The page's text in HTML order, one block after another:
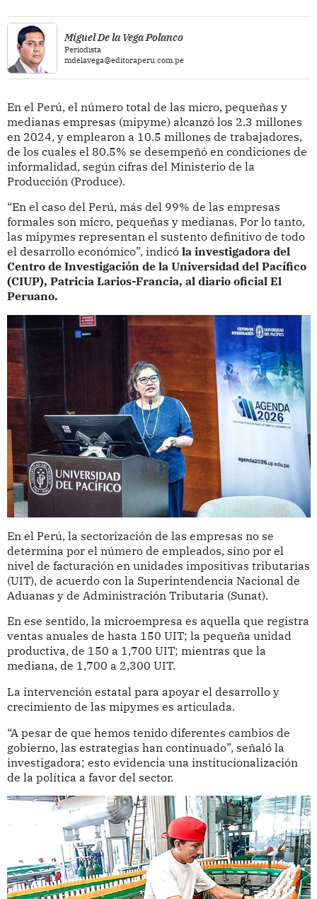
Miguel De la Vega Polanco
Periodista
mdelavega@editoraperu.com.pe
En el Perú, el número total de las micro, pequeñas y
medianas empresas (mipyme) alcanzó los 2.3 millones
en 2024, y emplearon a 10.5 millones de trabajadores,
de los cuales el 80.5% se desempeñó en condiciones de
informalidad, según cifras del Ministerio de la
Producción (Produce).
“En el caso del Perú, más del 99% de las empresas
formales son micro, pequeñas y medianas. Por lo tanto,
las mipymes representan el sustento definitivo de todo
el desarrollo económico”, indicó la investigadora del
Centro de Investigación de la Universidad del Pacífico
(CIUP), Patricia Larios-Francia, al diario oficial El
Peruano.
En el Perú, la sectorización de las empresas no se
determina por el número de empleados, sino por el
nivel de facturación en unidades impositivas tributarias
(UIT), de acuerdo con la Superintendencia Nacional de
Aduanas y de Administración Tributaria (Sunat).
En ese sentido, la microempresa es aquella que registra
ventas anuales de hasta 150 UIT; la pequeña unidad
productiva, de 150 a 1,700 UIT; mientras que la
mediana, de 1,700 a 2,300 UIT.
La intervención estatal para apoyar el desarrollo y
crecimiento de las mipymes es articulada.
“A pesar de que hemos tenido diferentes cambios de
gobierno, las estrategias han continuado”, señaló la
investigadora; esto evidencia una institucionalización
de la política a favor del sector.